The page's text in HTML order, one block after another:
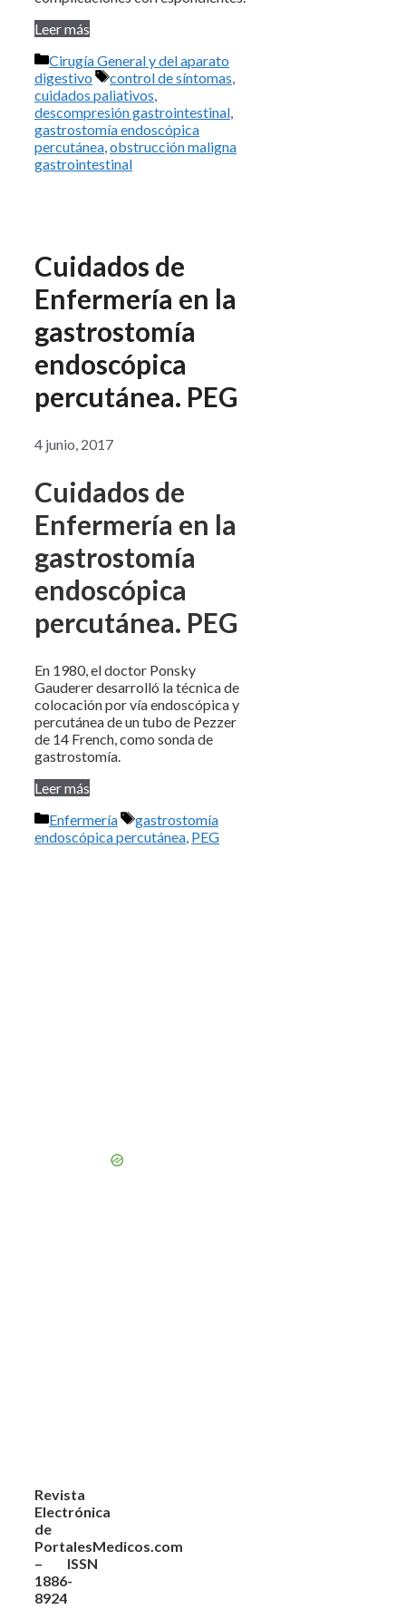
Leer más
Categorías
Cirugía General y del aparato
digestivo
Etiquetas
control de síntomas,
cuidados paliativos,
descompresión gastrointestinal,
gastrostomía endoscópica
percutánea,obstrucción maligna
gastrointestinal
Cuidados de
Enfermería en la
gastrostomía
endoscópica
percutánea. PEG
4 junio, 2017
Cuidados de
Enfermería en la
gastrostomía
endoscópica
percutánea. PEG
En 1980, el doctor Ponsky
Gauderer desarrolló la técnica de
colocación por vía endoscópica y
percutánea de un tubo de Pezzer
de 14 French, como sonda de
gastrostomía.
Leer más
Categorías
Enfermería Etiquetas
gastrostomía
endoscópica percutánea, PEG
Revista
Electrónica
de
PortalesMedicos.com
– ISSN
1886-
8924